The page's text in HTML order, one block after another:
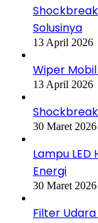
Solusinya
13 April 2026
Wiper
13 April 2026
30 Maret 2026
Lampu
Energi
30 Maret 2026
Filter